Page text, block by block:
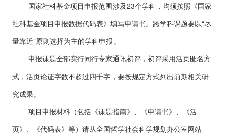
国家社科基金项目申报范围涉及23个学科，均须按照《国家
社科基金项目申报数据代码表》填写申请书。跨学科课题要以“尽
量靠近”原则选择为主的学科申报。
申报课题全部实行同行专家通讯初评，初评采用活页匿名方
式，活页论证字数不超过四千字，要按规定方式列出前期相关研
究成果。
项目申报材料（包括《课题指南》、《申请书》、《活
页》、《代码表》等）请从全国哲学社会科学规划办公室网站